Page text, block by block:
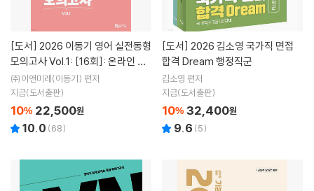
[도서]
모의고사 Vol.1: [16회]: 온라인 동
영상 강의 무료 제공
㈜이앤미래(이동기) 편저
지금(도서출판)
10% 22,500원
10.0 (68)
[도서]
합격 Dream 행정직군
김소영 편저
지금(도서출판)
10% 32,400원
9.6 (5)